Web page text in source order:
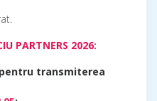
PARTNERS 2026:
transmiterea